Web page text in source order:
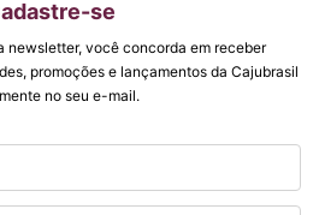
se
newsletter, você concorda em receber
promoções e lançamentos da Cajubrasil
no seu e-mail.